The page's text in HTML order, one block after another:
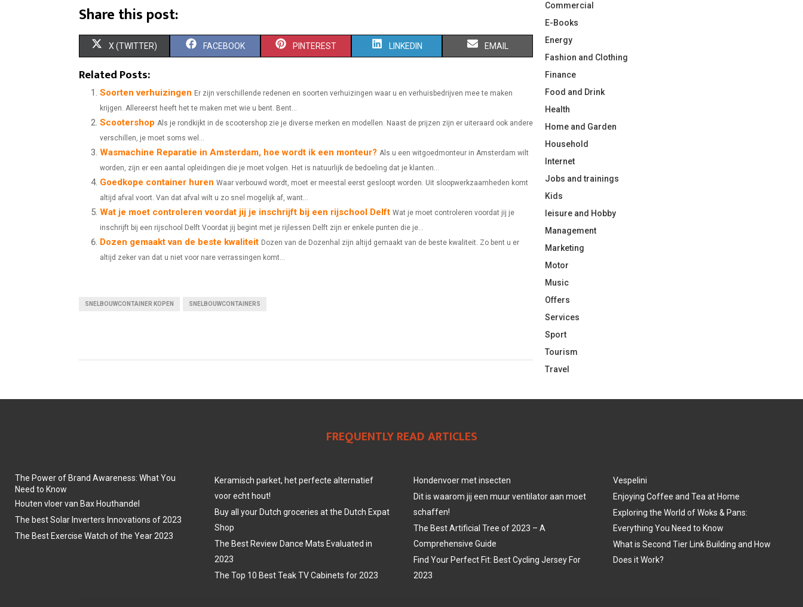
Share this post:
S
R
O
X (TWITTER) S
A
R
O
FACEBOOK S
R
O
PINTEREST S
O
LINKEDIN S
O
EMAIL
Related Posts:
Soorten verhuizingen Er zijn verschillende redenen en soorten verhuizingen waar u en verhuisbedrijven mee te maken
krijgen. Allereerst heeft het te maken met wie u bent. Bent...
Scootershop Als je rondkijkt in de scootershop zie je diverse merken en modellen. Naast de prijzen zijn er uiteraard ook andere
verschillen, je moet soms wel...
Wasmachine Reparatie in Amsterdam, hoe wordt ik een monteur? Als u een witgoedmonteur in Amsterdam wilt
worden, zijn er een aantal opleidingen die je moet volgen. Het is natuurlijk de bedoeling dat je klanten...
Goedkope container huren Waar verbouwd wordt, moet er meestal eerst gesloopt worden. Uit sloopwerkzaamheden komt
altijd afval voort. Van dat afval wilt u zo snel mogelijk af, want...
Wat je moet controleren voordat jij je inschrijft bij een rijschool Delft Wat je moet controleren voordat jij je
inschrijft bij een rijschool Delft Voordat jij begint met je rijlessen Delft zijn er enkele punten die je...
Dozen gemaakt van de beste kwaliteit Dozen van de Dozenhal zijn altijd gemaakt van de beste kwaliteit. Zo bent u er
altijd zeker van dat u niet voor nare verrassingen komt...
SNELBOUWCONTAINER KOPEN SNELBOUWCONTAINERS
Commercial
E-Books
Energy
Fashion and Clothing
Finance
Food and Drink
Health
Home and Garden
Household
Internet
Jobs and trainings
Kids
leisure and Hobby
Management
Marketing
Motor
Music
Offers
Services
Sport
Tourism
Travel
FREQUENTLY READ ARTICLES
The Power of Brand Awareness: What You
Need to Know
Houten vloer van Bax Houthandel
The best Solar Inverters Innovations of 2023
The Best Exercise Watch of the Year 2023
Keramisch parket, het perfecte alternatief
voor echt hout!
Buy all your Dutch groceries at the Dutch Expat
Shop
The Best Review Dance Mats Evaluated in
2023
The Top 10 Best Teak TV Cabinets for 2023
Hondenvoer met insecten
Dit is waarom jij een muur ventilator aan moet
schaffen!
The Best Artificial Tree of 2023 – A
Comprehensive Guide
Find Your Perfect Fit: Best Cycling Jersey For
2023
Vespelini
Enjoying Coffee and Tea at Home
Exploring the World of Woks & Pans:
Everything You Need to Know
What is Second Tier Link Building and How
Does it Work?